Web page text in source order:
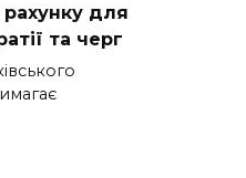
для
та черг